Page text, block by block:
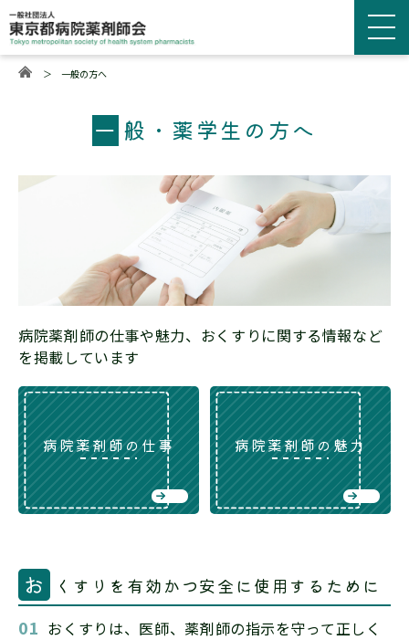
＞ 一般の方へ
一 般・薬学生の方へ
病院薬剤師の仕事や魅力、おくすりに関する情報など
を掲載しています
病院薬剤師の仕事 病院薬剤師の魅力
お くすりを有効かつ安全に使用するために
おくすりは、医師、薬剤師の指示を守って正しく